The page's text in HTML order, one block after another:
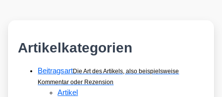
Artikelkategorien
BeitragsartDie Art des Artikels, also beispielsweise
Kommentar oder Rezension
Artikel